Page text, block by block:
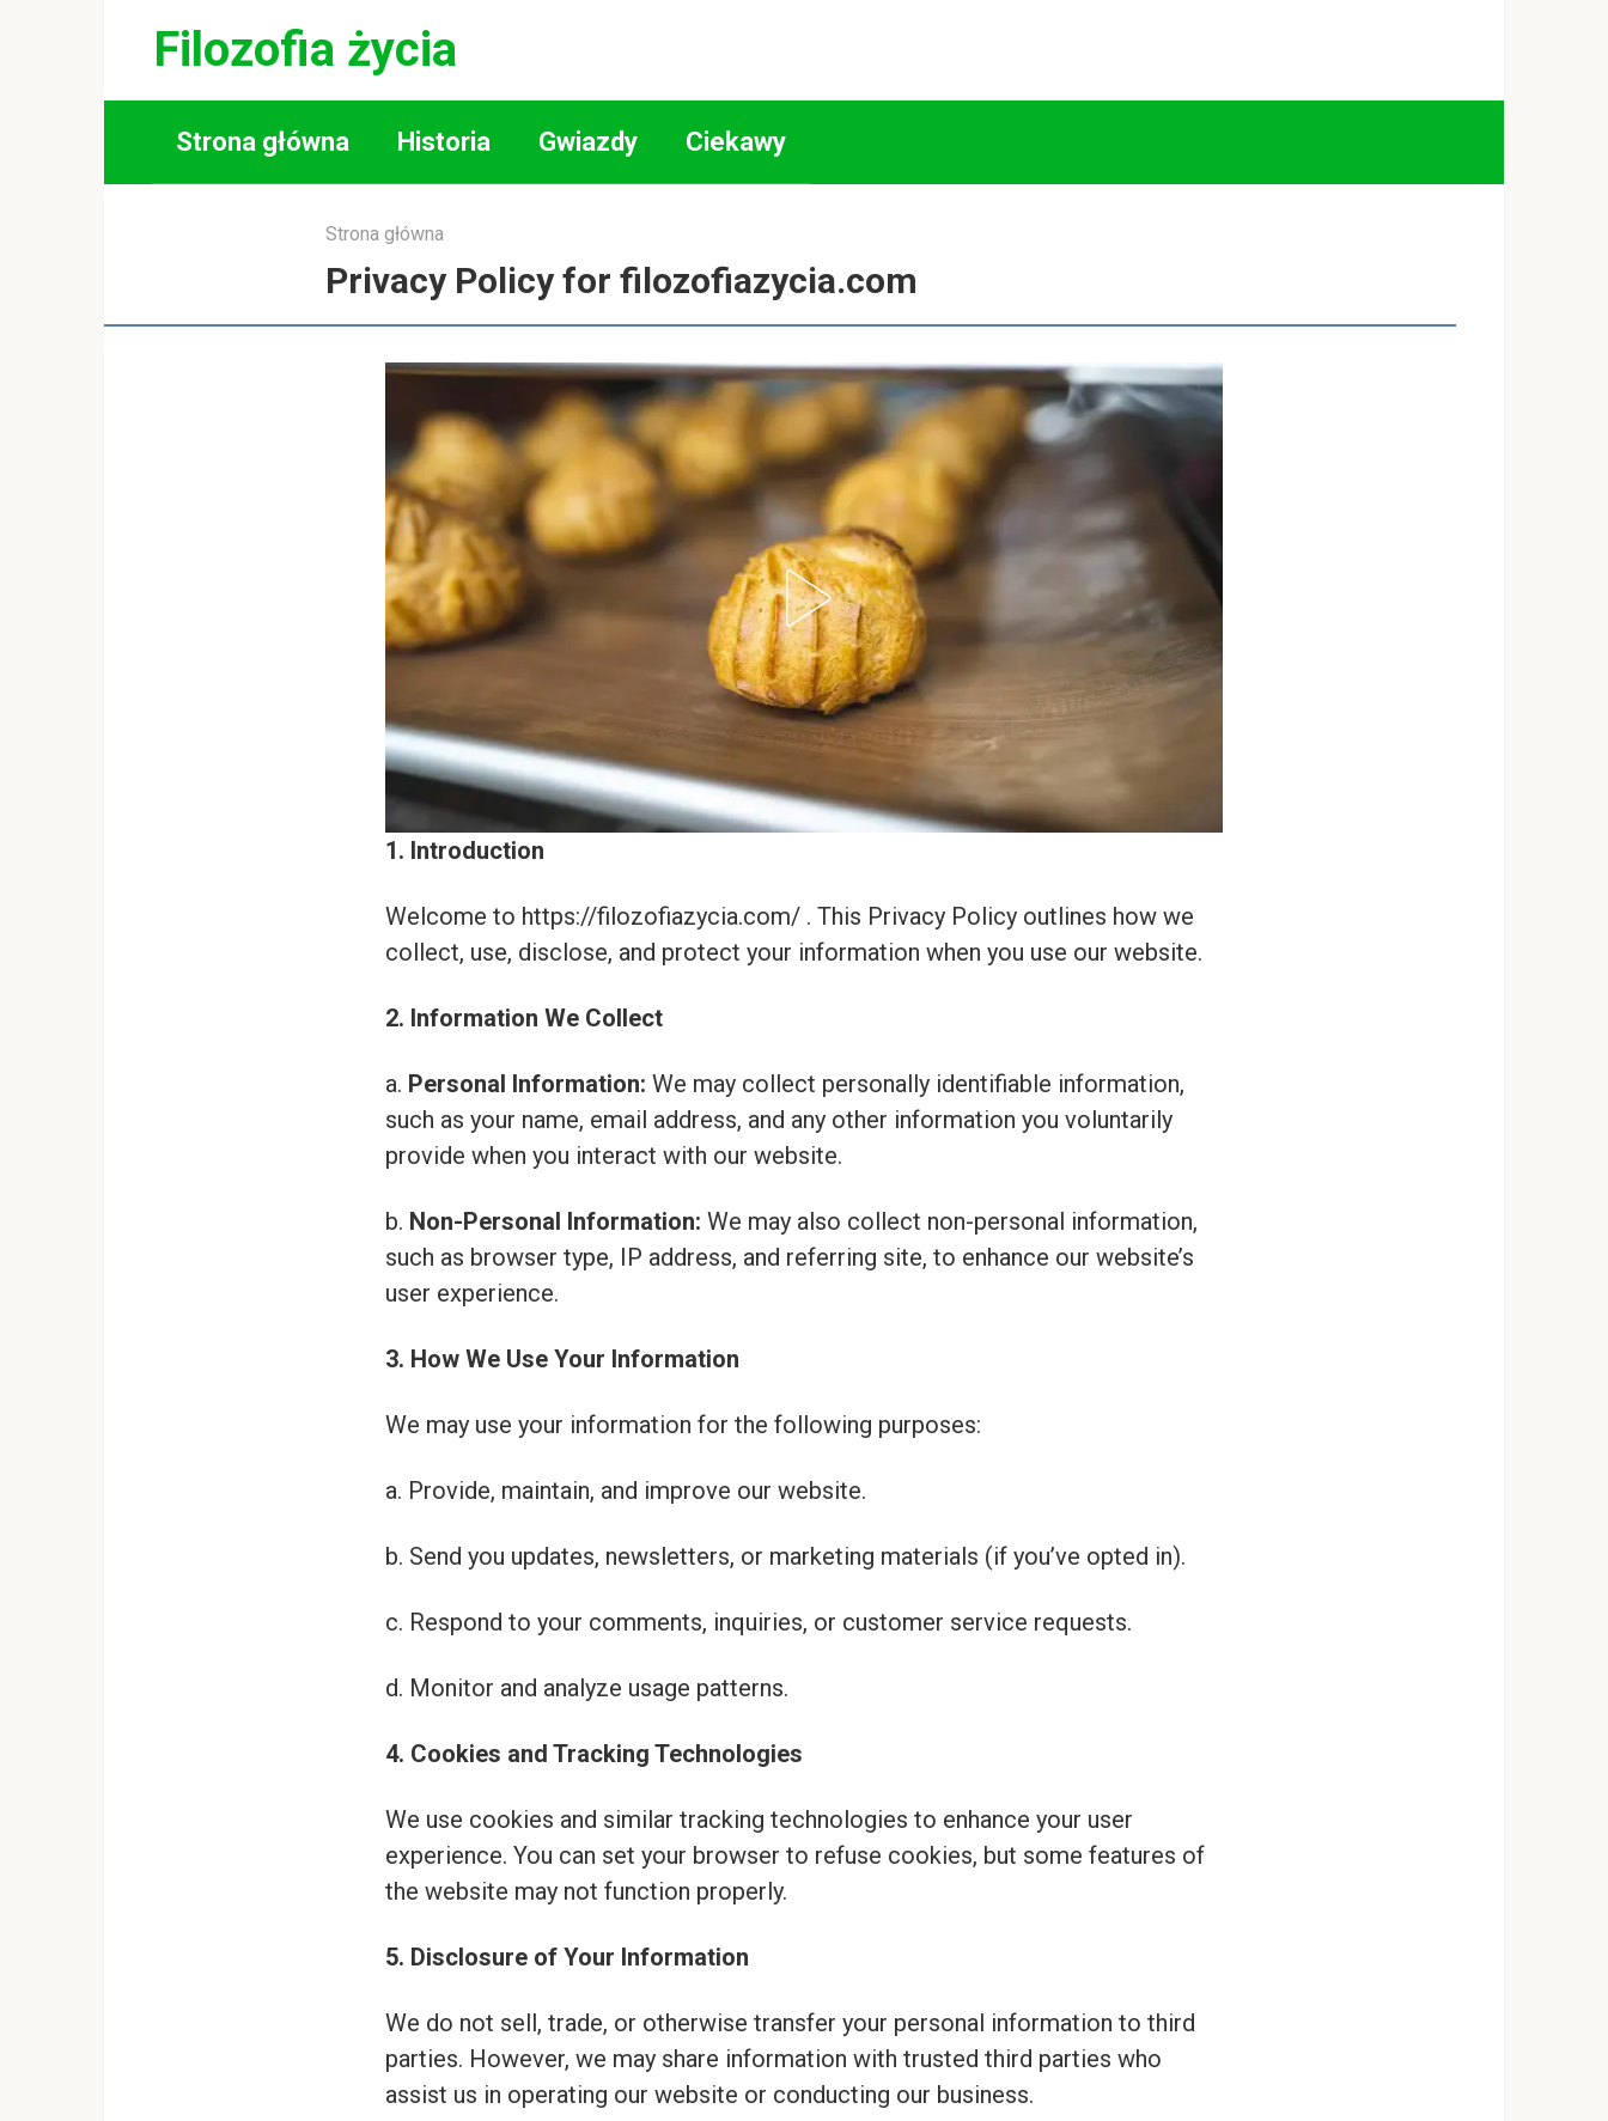
Filozofia życia
Strona główna Historia Gwiazdy Ciekawy
Strona główna
Privacy Policy for filozofiazycia.com
1. Introduction
Welcome to https://filozofiazycia.com/ . This Privacy Policy outlines how we
collect, use, disclose, and protect your information when you use our website.
2. Information We Collect
a. Personal Information: We may collect personally identifiable information,
such as your name, email address, and any other information you voluntarily
provide when you interact with our website.
b. Non-Personal Information: We may also collect non-personal information,
such as browser type, IP address, and referring site, to enhance our website’s
user experience.
3. How We Use Your Information
We may use your information for the following purposes:
a. Provide, maintain, and improve our website.
b. Send you updates, newsletters, or marketing materials (if you’ve opted in).
c. Respond to your comments, inquiries, or customer service requests.
d. Monitor and analyze usage patterns.
4. Cookies and Tracking Technologies
We use cookies and similar tracking technologies to enhance your user
experience. You can set your browser to refuse cookies, but some features of
the website may not function properly.
5. Disclosure of Your Information
We do not sell, trade, or otherwise transfer your personal information to third
parties. However, we may share information with trusted third parties who
assist us in operating our website or conducting our business.